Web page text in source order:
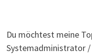
Du möchtest meine
Systemadministrator